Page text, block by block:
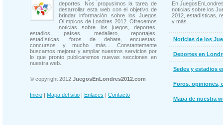
deportes. Nos propusimos la tarea de
desarrollar esta web con el objetivo de
brindar información sobre los Juegos
Olímpicos de Londres 2012. Ofrecemos
noticias sobre los juegos, deportes,
estadios, países, medallero, reportajes,
estadísticas, foros de debate, encuestas,
concursos y mucho más... Constantemente
buscamos mejorar y ampliar nuestros servicios por
lo que pronto publicaremos nuevas secciones en
nuestra web.
© copyright 2012 JuegosEnLondres2012.com
Inicio | Mapa del sitio | Enlaces | Contacto
En
noticias sobre los
2012, estadísticas,
y más...
Noticias de los
Deportes en
Sedes y estadios
Foros, opiniones,
Mapa de nuestra